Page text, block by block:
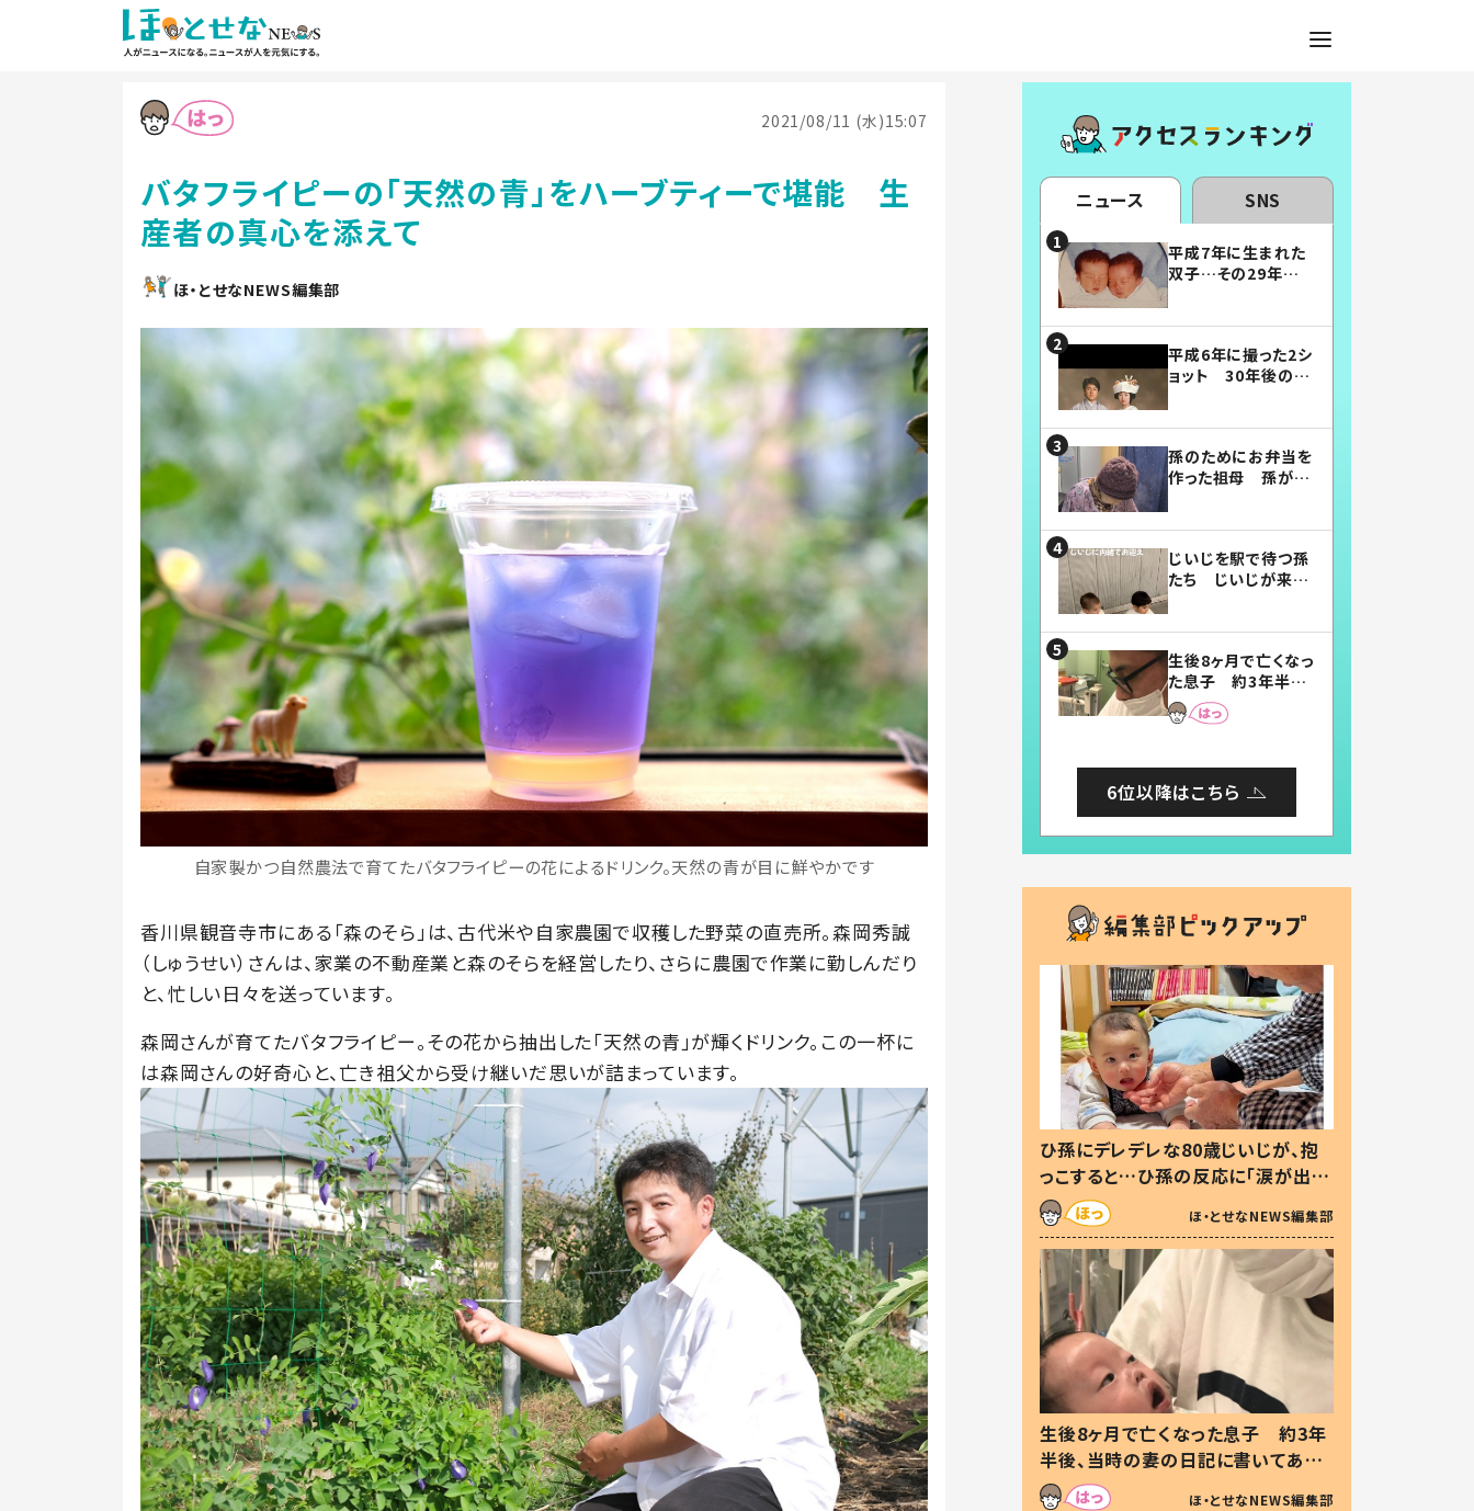
2021/08/11 (水)15:07
バタフライピーの「天然の青」をハーブティーで堪能 生
産者の真心を添えて
ほ・とせなNEWS編集部
自家製かつ自然農法で育てたバタフライピーの花によるドリンク。天然の青が目に鮮やかです
香川県観音寺市にある「森のそら」は、古代米や自家農園で収穫した野菜の直売所。森岡秀誠
（しゅうせい）さんは、家業の不動産業と森のそらを経営したり、さらに農園で作業に勤しんだり
と、忙しい日々を送っています。
森岡さんが育てたバタフライピー。その花から抽出した「天然の青」が輝くドリンク。この一杯に
は森岡さんの好奇心と、亡き祖父から受け継いだ思いが詰まっています。
ニュース SNS
平成7年に生まれた
双子…その29年後
平成6年に撮った2シ
ョット 30年後の姿
孫のためにお弁当を
作った祖母 孫が絶
じいじを駅で待つ孫
たち じいじが来た
まらない」「幸せにな
れる」
生後8ヶ月で亡くなっ
た息子 約3年半
後、当時の妻の日記
に書いてあった本音
6位以降はこちら
ひ孫にデレデレな80歳じいじが、抱
っこすると…ひ孫の反応に「涙が出ま
した」「可愛くて仕方ない」
ほ・とせなNEWS編集部
生後8ヶ月で亡くなった息子 約3年
半後、当時の妻の日記に書いてあっ
た本音とは
ほ・とせなNEWS編集部